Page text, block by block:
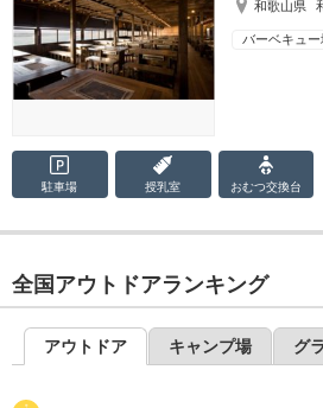
和歌山県
バーベキュー
駐車場 授乳室 おむつ交換台
全国アウトドアランキング
アウトドア キャンプ場 グ